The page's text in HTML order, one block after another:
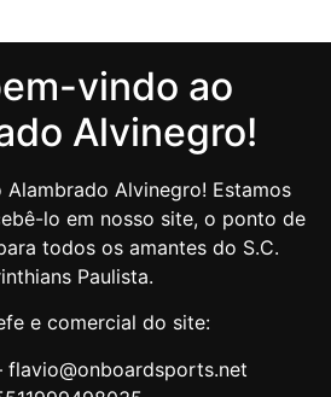
vindo ao
Alvinegro!
Alambrado Alvinegro! Estamos
lo em nosso site, o ponto de
todos os amantes do S.C.
Paulista.
e comercial do site:
flavio@onboardsports.net